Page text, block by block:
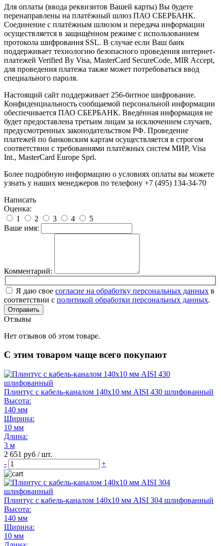
Для оплаты (ввода реквизитов Вашей карты) Вы будете
перенаправлены на платёжный шлюз ПАО СБЕРБАНК.
Соединение с платёжным шлюзом и передача информации
осуществляется в защищённом режиме с использованием
протокола шифрования SSL. В случае если Ваш банк
поддерживает технологию безопасного проведения интернет-
платежей Verified By Visa, MasterCard SecureCode, MIR Accept,
для проведения платежа также может потребоваться ввод
специального пароля.
Настоящий сайт поддерживает 256-битное шифрование.
Конфиденциальность сообщаемой персональной информации
обеспечивается ПАО СБЕРБАНК. Введённая информация не
будет предоставлена третьим лицам за исключением случаев,
предусмотренных законодательством РФ. Проведение
платежей по банковским картам осуществляется в строгом
соответствии с требованиями платёжных систем МИР, Visa
Int., MasterCard Europe Sprl.
Более подробную информацию о условиях оплаты вы можете
узнать у наших менеджеров по телефону +7 (495) 134-34-70
Написать
Оценка:
1
2 3 4
5
Ваше имя:
Комментарий:
Я даю свое согласие на обработку персональных данных в
соответствии с политикой обработки персональных данных.
Отправить
Отзывы
Нет отзывов об этом товаре.
С этим товаром чаще всего покупают
Плинтус с кабель-каналом 140х10 мм AISI 430 шлифованный
Высота:
140 мм
Ширина:
10 мм
Длина:
3 м
2 651 руб / шт.
-
+
Плинтус с кабель-каналом 140х10 мм AISI 304 шлифованный
Высота:
140 мм
Ширина:
10 мм